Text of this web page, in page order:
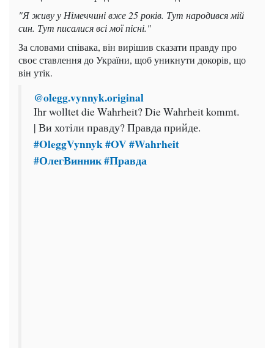
"Я живу у Німеччині вже 25 років. Тут народився мій
син. Тут писалися всі мої пісні."
За словами співака, він вирішив сказати правду про
своє ставлення до України, щоб уникнути докорів, що
він утік.
@olegg.vynnyk.original
Ihr wolltet die Wahrheit? Die Wahrheit kommt.
| Ви хотіли правду? Правда прийде.
#OleggVynnyk#OV#Wahrheit
#ОлегВинник#Правда